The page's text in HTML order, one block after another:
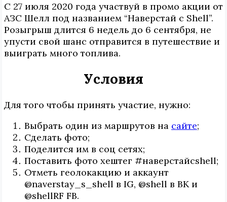
С 27 июля 2020 года участвуй в промо акции от
АЗС Шелл под названием “Наверстай с Shell”.
Розыгрыш длится 6 недель до 6 сентября, не
упусти свой шанс отправится в путешествие и
выиграть много топлива.
Условия
Для того чтобы принять участие, нужно:
Выбрать один из маршрутов на сайте;
Сделать фото;
Поделится им в соц сетях;
Поставить фото хештег #наверстайcshell;
Отметь геолокакцию и аккаунт
@naverstay_s_shell в IG, @shell в ВК и
@shellRF FB.